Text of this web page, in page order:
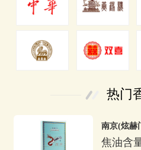
热门
南京(炫赫
焦油含